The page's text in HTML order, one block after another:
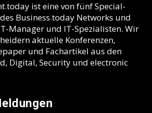
ist eine von fünf Special-
Business.today Networks und
Manager und IT-Spezialisten. Wir
aktuelle Konferenzen,
und Fachartikel aus den
Digital, Security und electronic